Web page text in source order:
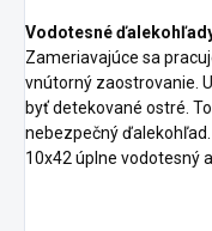
Vodotesné
Zameriavajúce sa
vnútorný zaostrovanie.
byť detekované ostré.
nebezpečný
10x42 úplne vodotesný